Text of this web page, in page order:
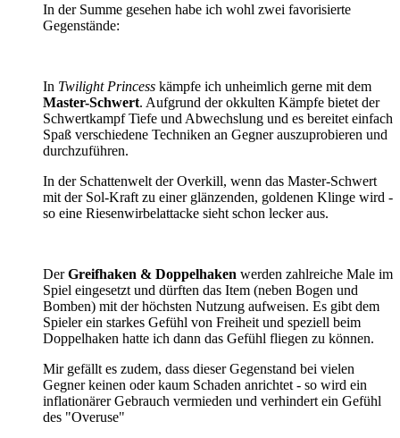
In der Summe gesehen habe ich wohl zwei favorisierte
Gegenstände:
In Twilight Princess kämpfe ich unheimlich gerne mit dem
Master-Schwert. Aufgrund der okkulten Kämpfe bietet der
Schwertkampf Tiefe und Abwechslung und es bereitet einfach
Spaß verschiedene Techniken an Gegner auszuprobieren und
durchzuführen.
In der Schattenwelt der Overkill, wenn das Master-Schwert
mit der Sol-Kraft zu einer glänzenden, goldenen Klinge wird -
so eine Riesenwirbelattacke sieht schon lecker aus.
DerGreifhaken & Doppelhaken werden zahlreiche Male im
Spiel eingesetzt und dürften das Item (neben Bogen und
Bomben) mit der höchsten Nutzung aufweisen. Es gibt dem
Spieler ein starkes Gefühl von Freiheit und speziell beim
Doppelhaken hatte ich dann das Gefühl fliegen zu können.
Mir gefällt es zudem, dass dieser Gegenstand bei vielen
Gegner keinen oder kaum Schaden anrichtet - so wird ein
inflationärer Gebrauch vermieden und verhindert ein Gefühl
des "Overuse"